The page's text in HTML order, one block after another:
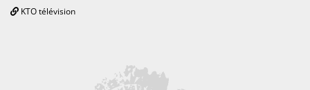
KTO télévision